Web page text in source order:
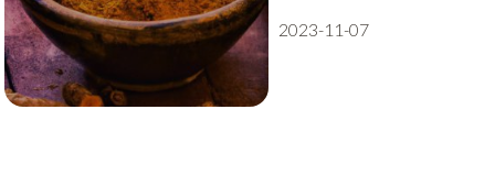
2023-11-07